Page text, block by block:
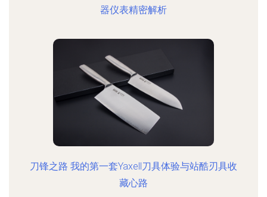
器仪表精密解析
刀锋之路 我的第一套Yaxell刀具体验与站酷刃具收
藏心路